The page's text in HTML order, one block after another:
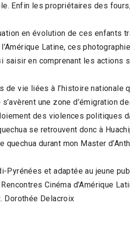
Enfin les propriétaires des
en évolution de ces enfants
Latine, ces
en comprenant les actions
de vie liées à l’histoire nationale
une zone d’émigration
des violences politiques
se retrouvent donc à
durant mon Master
et adaptée au jeune
Cinéma d’Amérique
Dorothée Delacroix